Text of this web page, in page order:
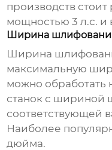
производств стоит
мощностью 3 л.с. и
Ширина
Ширина
максимальную
можно обработать
станок с шириной
соответствующей
Наиболее
дюйма.